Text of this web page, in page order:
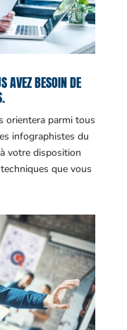
AVEZ BESOIN DE
orientera parmi tous
infographistes du
votre disposition
que vous